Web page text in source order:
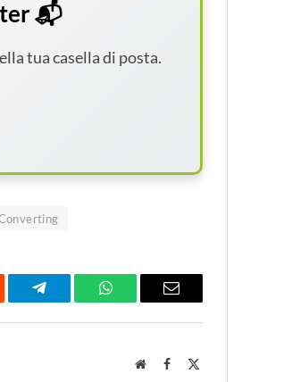
📬
tua casella di posta.
Telegram WhatsAppEmail
WebsiteFacebook